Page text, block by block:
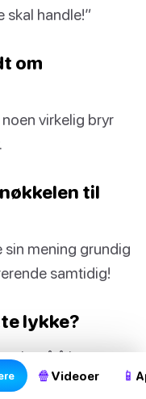
skal handle!”
om
virkelig bryr
til
sin mening grundig
samtidig!
lykke?
sitt på å lete etter
til person. Finn
🍿 Videoer 📱